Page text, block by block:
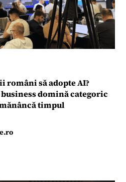
români să adopte AI?
domină categoric
timpul